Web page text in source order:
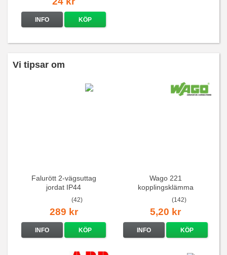
INFO KÖP
Vi tipsar om
Falurött 2-vägsuttag
jordat IP44
(42)
289 kr
INFO KÖP
Wago 221
kopplingsklämma
(142)
5,20 kr
INFO KÖP